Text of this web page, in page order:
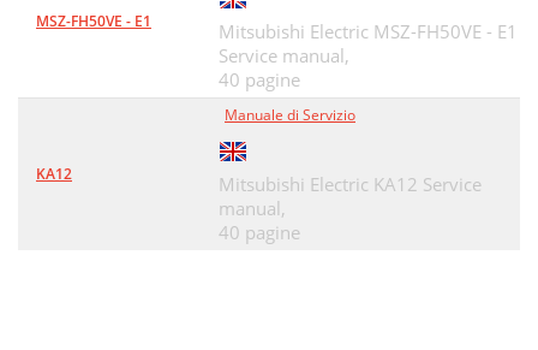
MSZ-FH50VE - E1
Mitsubishi Electric MSZ-FH50VE - E1
Service manual,
40 pagine
KA12
Manuale di Servizio
Mitsubishi Electric KA12 Service
manual,
40 pagine